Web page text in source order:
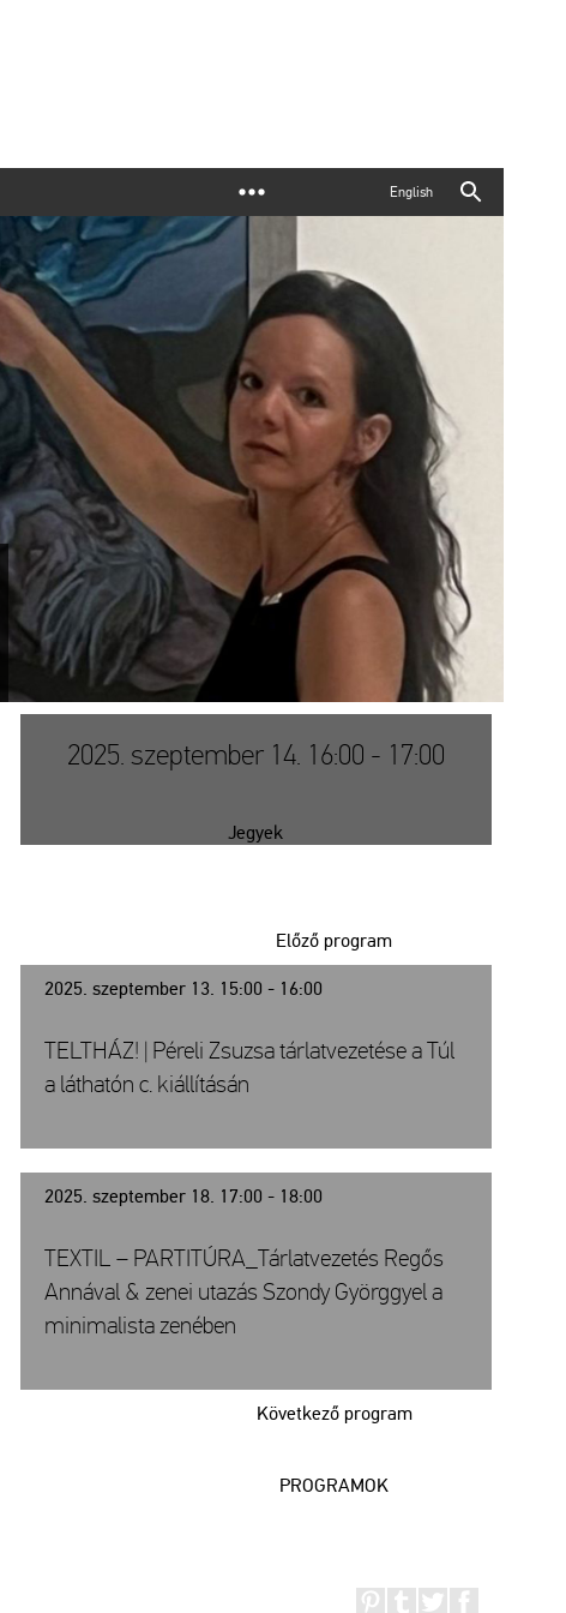
English
2025. szeptember 14. 16:00 - 17:00
Jegyek
2025. szeptember 13. 15:00 - 16:00
Előző program
TELTHÁZ! | Péreli Zsuzsa tárlatvezetése a Túl
a láthatón c. kiállításán
2025. szeptember 18. 17:00 - 18:00
Következő program
TEXTIL – PARTITÚRA_Tárlatvezetés Regős
Annával & zenei utazás Szondy Györggyel a
minimalista zenében
PROGRAMOK